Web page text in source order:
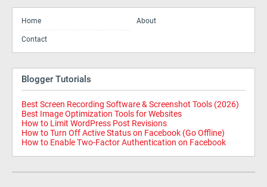
Home About
Contact
Blogger Tutorials
Best Screen Recording Software & Screenshot Tools (2026)
Best Image Optimization Tools for Websites
How to Limit WordPress Post Revisions
How to Turn Off Active Status on Facebook (Go Offline)
How to Enable Two-Factor Authentication on Facebook